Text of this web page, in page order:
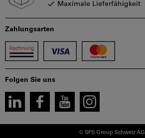
Folgen Sie uns
Zahlungsarten
Maximale Lieferfähigkeit
© SFS Group Schweiz AG